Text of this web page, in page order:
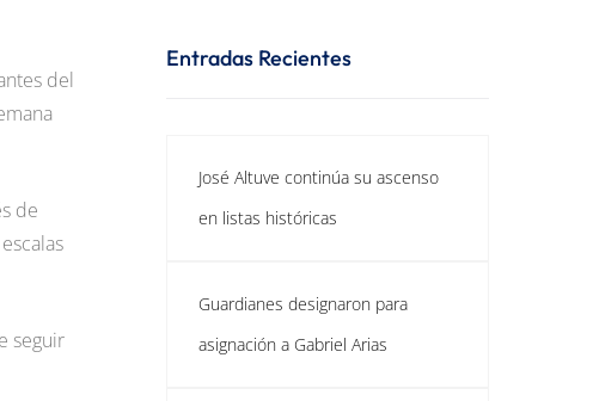
del
de
seguir
Entradas Recientes
José Altuve continúa su ascenso
en listas históricas
Guardianes designaron para
asignación a Gabriel Arias